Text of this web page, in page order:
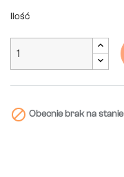
Ilość
 Obecnie brak na stanie